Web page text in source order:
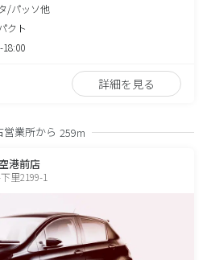
/パッソ他
クト
18:00
詳細を見る
業所から 259m
港前店
里2199-1